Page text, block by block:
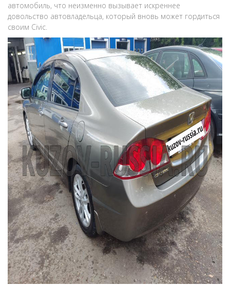
автомобиль, что неизменно вызывает искреннее
довольство автовладельца, который вновь может гордиться
своим Civic.